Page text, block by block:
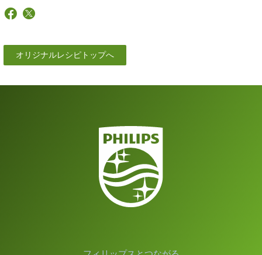
オリジナルレシピトップへ